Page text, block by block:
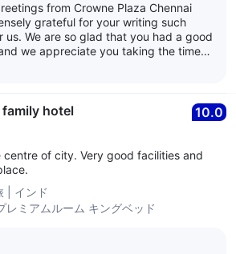
us. We are so glad that you had a good
we appreciate you taking the time
to hosting you again. Have a lovely
Adyar Park
hotel 10.0
centre of city. Very good facilities and
インド
ミアムルーム キングベッド